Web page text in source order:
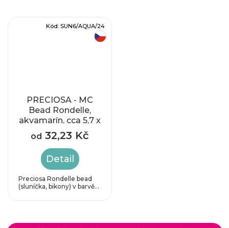
PRECIOSA - MC
Bead Rondelle,
akvamarín, cca 5,7 x
6,1 mm
od 32,23 Kč
Detail
Preciosa Rondelle bead
(sluníčka, bikony) v barvě...
Kód: SUN6/AQUA/24